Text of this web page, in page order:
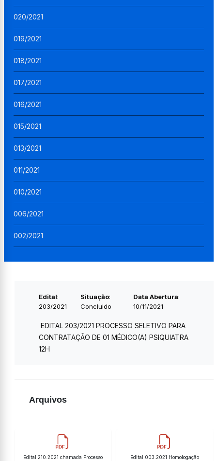
020/2021
019/2021
018/2021
017/2021
016/2021
015/2021
013/2021
011/2021
010/2021
006/2021
002/2021
Edital:
203/2021
Situação:
Concluido
Data Abertura:
10/11/2021
EDITAL 203/2021 PROCESSO SELETIVO PARA
CONTRATAÇÃO DE 01 MÉDICO(A) PSIQUIATRA
12H
Arquivos
Edital 210.2021 chamada Processo
Edital 003.2021 Homologação